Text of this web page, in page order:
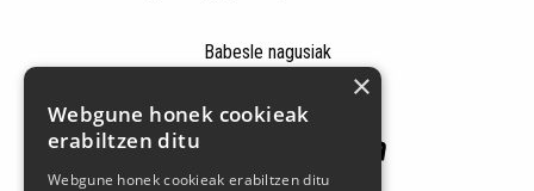
Babesle nagusiak
×
Webgune honek cookieak
erabiltzen ditu
Webgune honek cookieak erabiltzen ditu